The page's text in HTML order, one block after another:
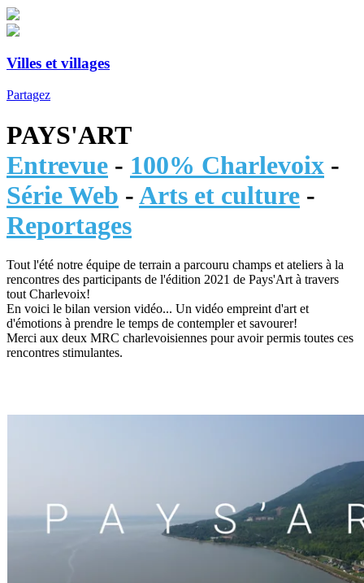
Villes et villages
Partagez
PAYS'ART
Entrevue - 100% Charlevoix -
Série Web -Arts et culture -
Reportages
Tout l'été notre équipe de terrain a parcouru champs et ateliers à la
rencontres des participants de l'édition 2021 de Pays'Art à travers
tout Charlevoix!
En voici le bilan version vidéo... Un vidéo empreint d'art et
d'émotions à prendre le temps de contempler et savourer!
Merci aux deux MRC charlevoisiennes pour avoir permis toutes ces
rencontres stimulantes.